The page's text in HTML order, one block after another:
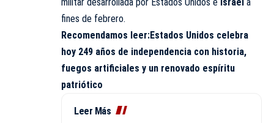
fines de febrero.
Recomendamos leer:Estados Unidos celebra
hoy 249 años de independencia con historia,
fuegos artificiales y un renovado espíritu
patriótico
Leer Más